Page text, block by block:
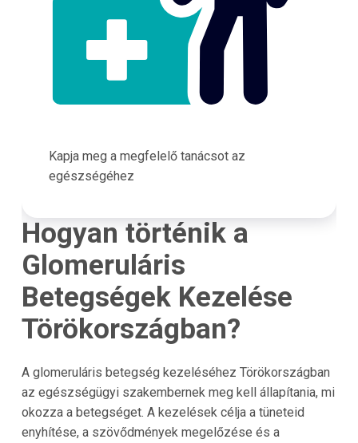
Kapja meg a megfelelő tanácsot az
egészségéhez
Hogyan történik a
Glomeruláris
Betegségek Kezelése
Törökországban?
A glomeruláris betegség kezeléséhez Törökországban
az egészségügyi szakembernek meg kell állapítania, mi
okozza a betegséget. A kezelések célja a tüneteid
enyhítése, a szövődmények megelőzése és a